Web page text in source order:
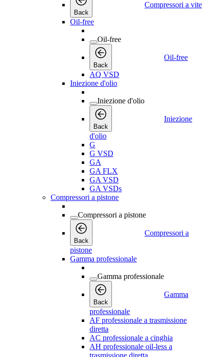
Back
Compressori a vite
Oil-free
Oil-free
Back
Oil-free
AQ VSD
Iniezione d'olio
Iniezione d'olio
Back
Iniezione
d'olio
G
G VSD
GA
GA FLX
GA VSD
GA VSDs
Compressori a pistone
Compressori a pistone
Back
Compressori a
pistone
Gamma professionale
Gamma professionale
Back
Gamma
professionale
AF professionale a trasmissione
diretta
AC professionale a cinghia
AH professionale oil-less a
trasmissione diretta